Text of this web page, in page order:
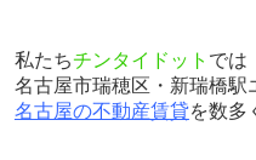
私たちチンタイドット では
名古屋市瑞穂区・新瑞橋駅
名古屋の不動産賃貸を数多